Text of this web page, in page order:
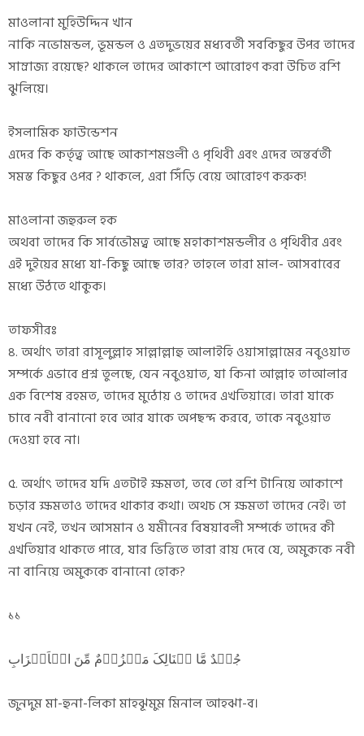
মাওলানা মুহিউদ্দিন খান
নাকি নভোমন্ডল, ভূমন্ডল ও এতদুভয়ের মধ্যবর্তী সবকিছুর উপর তাদের
সাম্রাজ্য রয়েছে? থাকলে তাদের আকাশে আরোহণ করা উচিত রশি
ঝুলিয়ে।
ইসলামিক ফাউন্ডেশন
এদের কি কর্তৃত্ব আছে আকাশমণ্ডলী ও পৃথিবী এবং এদের অন্তর্বর্তী
সমস্ত কিছুর ওপর ? থাকলে, এরা সিঁড়ি বেয়ে আরোহণ করুক!
মাওলানা জহুরুল হক
অথবা তাদের কি সার্বভৌমত্ব আছে মহাকাশমন্ডলীর ও পৃথিবীর এবং
এই দুইয়ের মধ্যে যা-কিছু আছে তার? তাহলে তারা মাল- আসবাবের
মধ্যে উঠতে থাকুক।
তাফসীরঃ
৪. অর্থাৎ তারা রাসূলুল্লাহ সাল্লাল্লাহু আলাইহি ওয়াসাল্লামের নবুওয়াত
সম্পর্কে এভাবে প্রশ্ন তুলছে, যেন নবুওয়াত, যা কিনা আল্লাহ তাআলার
এক বিশেষ রহমত, তাদের মুঠোয় ও তাদের এখতিয়ারে। তারা যাকে
চাবে নবী বানানো হবে আর যাকে অপছন্দ করবে, তাকে নবুওয়াত
দেওয়া হবে না।
৫. অর্থাৎ তাদের যদি এতটাই ক্ষমতা, তবে তো রশি টানিয়ে আকাশে
চড়ার ক্ষমতাও তাদের থাকার কথা। অথচ সে ক্ষমতা তাদের নেই। তা
যখন নেই, তখন আসমান ও যমীনের বিষয়াবলী সম্পর্কে তাদের কী
এখতিয়ার থাকতে পারে, যার ভিত্তিতে তারা রায় দেবে যে, অমুককে নবী
না বানিয়ে অমুককে বানানো হোক?
১১
جُنۡدٌ مَّا ہُنَالِکَ مَہۡزُوۡمٌ مِّنَ الۡاَحۡزَابِ
জুনদুম মা-হুনা-লিকা মাহঝূমুম মিনাল আহঝা-ব।